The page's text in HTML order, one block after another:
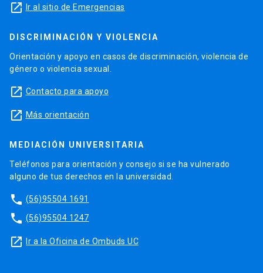
launch Ir al sitio de Emergencias
DISCRIMINACIÓN Y VIOLENCIA
Orientación y apoyo en casos de discriminación, violencia de
género o violencia sexual.
launch Contacto para apoyo
launch Más orientación
MEDIACIÓN UNIVERSITARIA
Teléfonos para orientación y consejo si se ha vulnerado
alguno de tus derechos en la universidad.
phone (56)95504 1691
phone (56)95504 1247
launch Ir a la Oficina de Ombuds UC